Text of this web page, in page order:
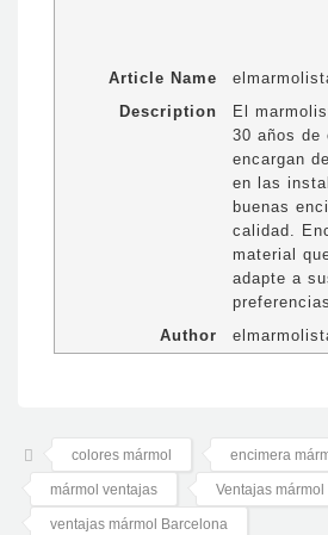
Article Name
Description
El
30 años de
encargan
en las
buenas
calidad.
material
adapte a
Author
colores mármol encimera
mármol ventajas Ventajas mármol
ventajas mármol Barcelona